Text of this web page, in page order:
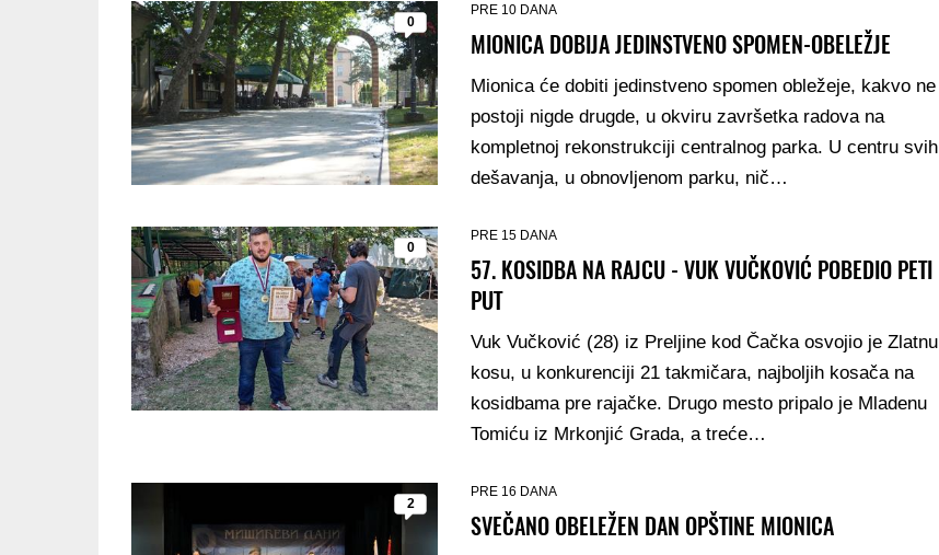
0
PRE 10 DANA
MIONICA DOBIJA JEDINSTVENO SPOMEN-OBELEŽJE
Mionica će dobiti jedinstveno spomen obležeje, kakvo ne
postoji nigde drugde, u okviru završetka radova na
kompletnoj rekonstrukciji centralnog parka. U centru svih
dešavanja, u obnovljenom parku, nič…
0
PRE 15 DANA
57. KOSIDBA NA RAJCU - VUK VUČKOVIĆ POBEDIO PETI
PUT
Vuk Vučković (28) iz Preljine kod Čačka osvojio je Zlatnu
kosu, u konkurenciji 21 takmičara, najboljih kosača na
kosidbama pre rajačke. Drugo mesto pripalo je Mladenu
Tomiću iz Mrkonjić Grada, a treće…
2
PRE 16 DANA
SVEČANO OBELEŽEN DAN OPŠTINE MIONICA